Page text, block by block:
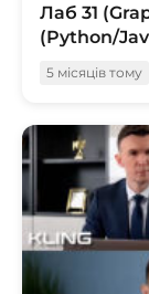
Лаб 31
(Python/
5 місяців тому